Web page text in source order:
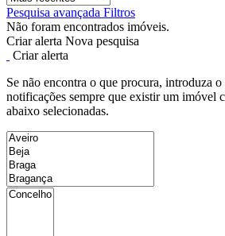
Pesquisa avançada Filtros
Não foram encontrados imóveis.
Criar alerta Nova pesquisa
Criar alerta
Se não encontra o que procura, introduza
notificações sempre que existir um imóvel
abaixo selecionadas.